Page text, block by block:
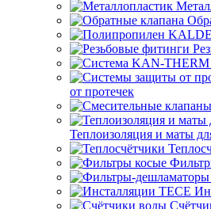
от протечек
Теплоизоляция и маты